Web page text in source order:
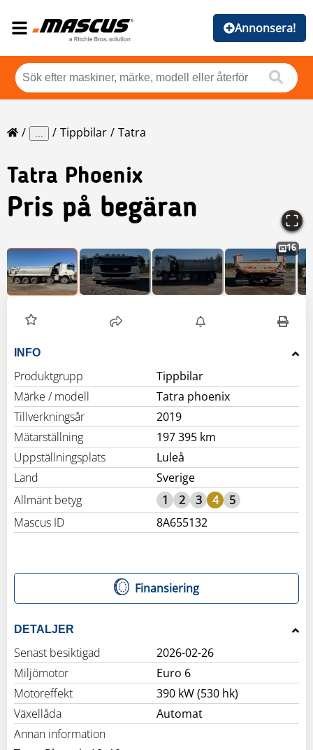
Annonsera!
... Tippbilar Tatra
Tatra Phoenix
Pris på begäran
16
INFO
Produktgrupp
Tippbilar
Märke / modell
Tatra phoenix
Tillverkningsår
2019
Mätarställning
197 395 km
Uppställningsplats
Luleå
Land
Sverige
Allmänt betyg
1 2 3 4
5
Mascus ID
8A655132
Finansiering
DETALJER
Senast besiktigad
2026-02-26
Miljömotor
Euro 6
Motoreffekt
390 kW (530 hk)
Växellåda
Automat
Annan information